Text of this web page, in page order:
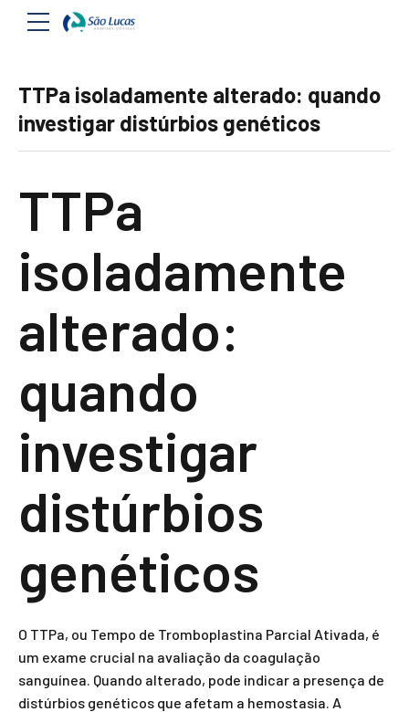
TTPa isoladamente alterado: quando
investigar distúrbios genéticos
TTPa
isoladamente
alterado:
quando
investigar
distúrbios
genéticos
O TTPa, ou Tempo de Tromboplastina Parcial Ativada, é
um exame crucial na avaliação da coagulação
sanguínea. Quando alterado, pode indicar a presença de
distúrbios genéticos que afetam a hemostasia. A